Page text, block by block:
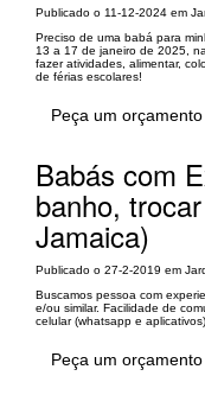
Publicado o 11-12-2024 em
Preciso de uma babá para
13 a 17 de janeiro de 2025,
fazer atividades, alimentar,
de férias escolares!
Peça um orçamento
Babás com
banho,
Jamaica)
Publicado o 27-2-2019 em
Buscamos pessoa com
e/ou similar. Facilidade de
celular (whatsapp e
Peça um orçamento